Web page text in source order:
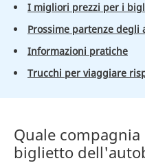
I migliori prezzi per i
Prossime partenze degli
Informazioni pratiche
Trucchi per viaggiare
Quale
biglietto